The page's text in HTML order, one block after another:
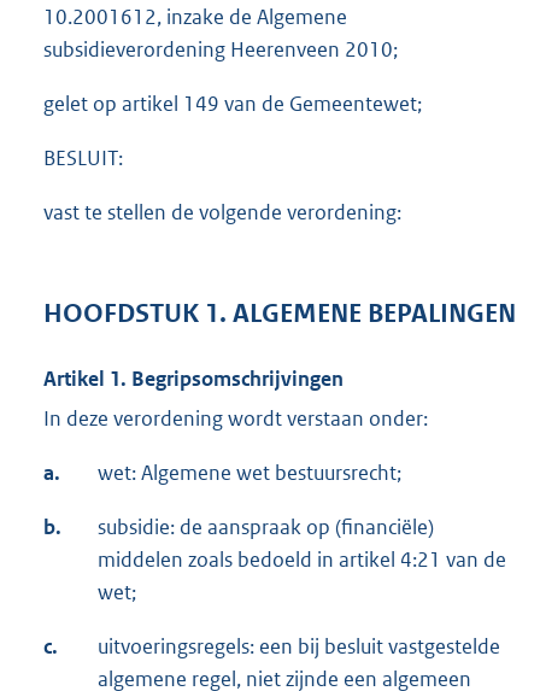
10.2001612, inzake de Algemene
subsidieverordening Heerenveen 2010;
gelet op artikel 149 van de Gemeentewet;
BESLUIT:
vast te stellen de volgende verordening:
HOOFDSTUK 1. ALGEMENE BEPALINGEN
Artikel 1. Begripsomschrijvingen
In deze verordening wordt verstaan onder:
a. wet: Algemene wet bestuursrecht;
b.
subsidie: de aanspraak op (financiële)
middelen zoals bedoeld in artikel 4:21 van de
wet;
c.
uitvoeringsregels: een bij besluit vastgestelde
algemene regel, niet zijnde een algemeen